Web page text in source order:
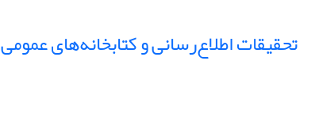
تحقیقات اطلاع‌رسانی و کتابخانه‌های عمومی